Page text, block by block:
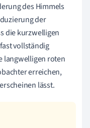
des Himmels
der
die kurzwelligen
vollständig
langwelligen roten
erreichen,
lässt.